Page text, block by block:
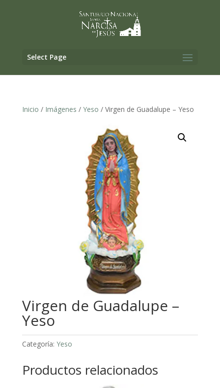
Select Page
Inicio / Imágenes / Yeso / Virgen de Guadalupe – Yeso
Virgen de Guadalupe –
Yeso
Categoría: Yeso
Productos relacionados